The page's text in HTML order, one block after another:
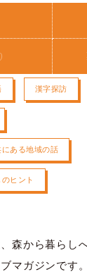
漢字探訪
にある地域の話
ヒント
、森から暮らし
マガジンです